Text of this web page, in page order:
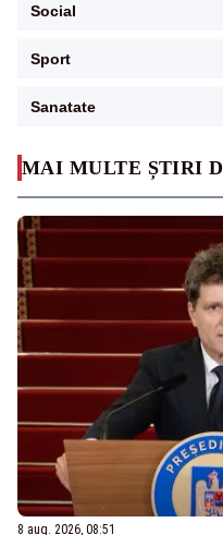
MAI MULTE ȘTIRI
8 aug. 2026, 08:51
Social
Sport
Sanatate